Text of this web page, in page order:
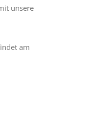
unsere
am